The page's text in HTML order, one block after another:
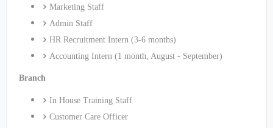
Marketing Staff
Admin Staff
HR Recruitment Intern (3-6 months)
Accounting Intern (1 month, August - September)
Branch
In House Training Staff
Customer Care Officer